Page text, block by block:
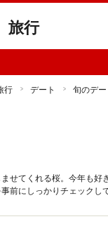
旅行
行 デート 旬のデ
せてくれる桜。今年も
前にしっかりチェック